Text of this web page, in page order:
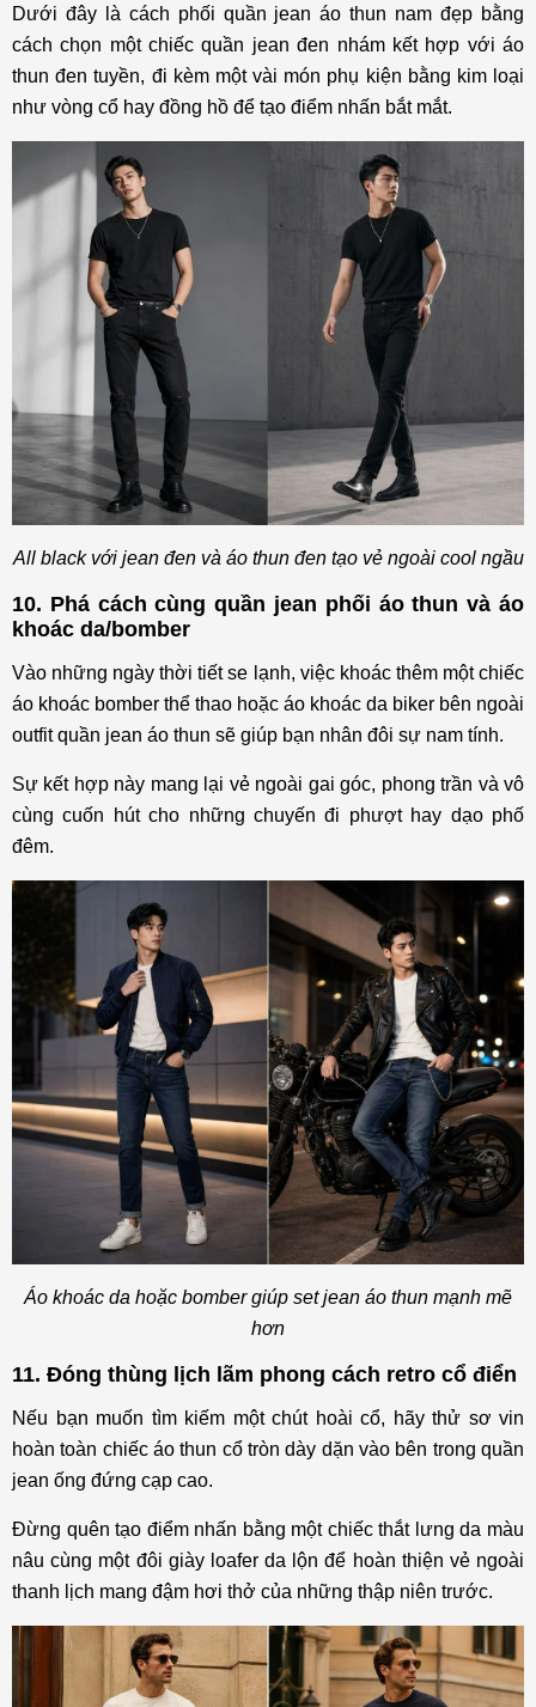
Dưới đây là cách phối quần jean áo thun nam đẹp bằng
cách chọn một chiếc quần jean đen nhám kết hợp với áo
thun đen tuyền, đi kèm một vài món phụ kiện bằng kim loại
như vòng cổ hay đồng hồ để tạo điểm nhấn bắt mắt.
All black với jean đen và áo thun đen tạo vẻ ngoài cool ngầu
10. Phá cách cùng quần jean phối áo thun và áo
khoác da/bomber
Vào những ngày thời tiết se lạnh, việc khoác thêm một chiếc
áo khoác bomber thể thao hoặc áo khoác da biker bên ngoài
outfit quần jean áo thun sẽ giúp bạn nhân đôi sự nam tính.
Sự kết hợp này mang lại vẻ ngoài gai góc, phong trần và vô
cùng cuốn hút cho những chuyến đi phượt hay dạo phố
đêm.
Áo khoác da hoặc bomber giúp set jean áo thun mạnh mẽ
hơn
11. Đóng thùng lịch lãm phong cách retro cổ điển
Nếu bạn muốn tìm kiếm một chút hoài cổ, hãy thử sơ vin
hoàn toàn chiếc áo thun cổ tròn dày dặn vào bên trong quần
jean ống đứng cạp cao.
Đừng quên tạo điểm nhấn bằng một chiếc thắt lưng da màu
nâu cùng một đôi giày loafer da lộn để hoàn thiện vẻ ngoài
thanh lịch mang đậm hơi thở của những thập niên trước.